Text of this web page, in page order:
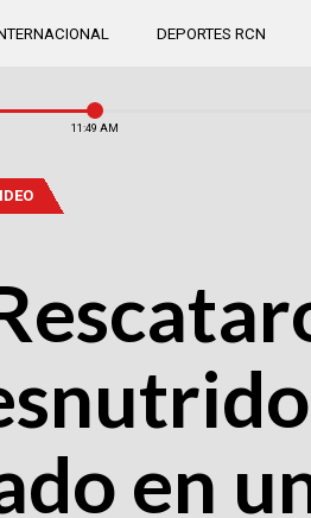
DEPORTES RCN
11:49 AM
en